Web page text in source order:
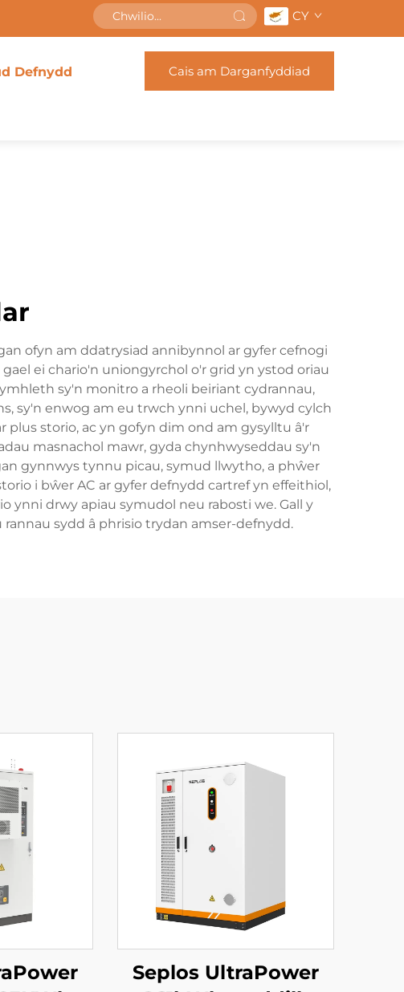
CY
Defnydd Cais am Darganfyddiad
ofyn am ddatrysiad annibynnol ar gyfer cefnogi
ei chario'n uniongyrchol o'r grid yn ystod oriau
sy'n monitro a rheoli beiriant cydrannau,
sy'n enwog am eu trwch ynni uchel, bywyd cylch
plus storio, ac yn gofyn dim ond am gysylltu â'r
masnachol mawr, gyda chynhwyseddau sy'n
gynnwys tynnu picau, symud llwytho, a phŵer
i bŵer AC ar gyfer defnydd cartref yn effeithiol,
ynni drwy apiau symudol neu rabosti we. Gall y
sydd â phrisio trydan amser-defnydd.
Seplos UltraPower